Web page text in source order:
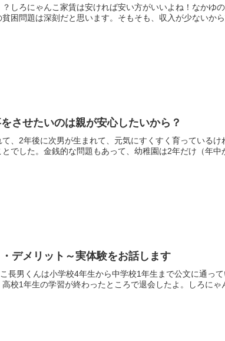
しろにゃんこ家賃は安ければ安い方がいいよね！なかゆ
困問題は深刻だと思います。そもそも、収入が少ないから
させたいのは親が安心したいから？
、2年後に次男が生まれて、元気にすくすく育っているけ
でした。金銭的な問題もあって、幼稚園は2年だけ（年中
デメリット～実体験をお話します
長男くんは小学校4年生から中学校1年生まで公文に通っ
校1年生の学習が終わったところで退会したよ。しろにゃ